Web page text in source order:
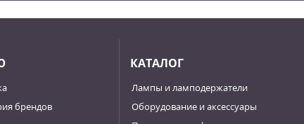
брендов
КАТАЛОГ
Лампы и ламподержатели
Оборудование и аксессуары